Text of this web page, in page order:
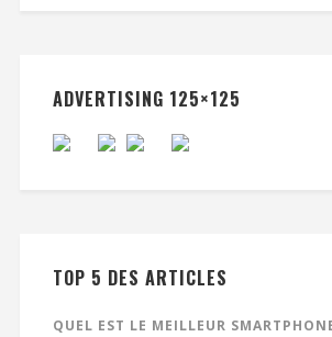
ADVERTISING 125×125
TOP 5 DES ARTICLES
QUEL EST LE MEILLEUR